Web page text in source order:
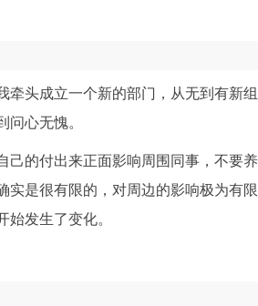
牵头成立一个新的部门，从无到有新
心无愧。
的付出来正面影响周围同事，不要
是很有限的，对周边的影响极为有
发生了变化。